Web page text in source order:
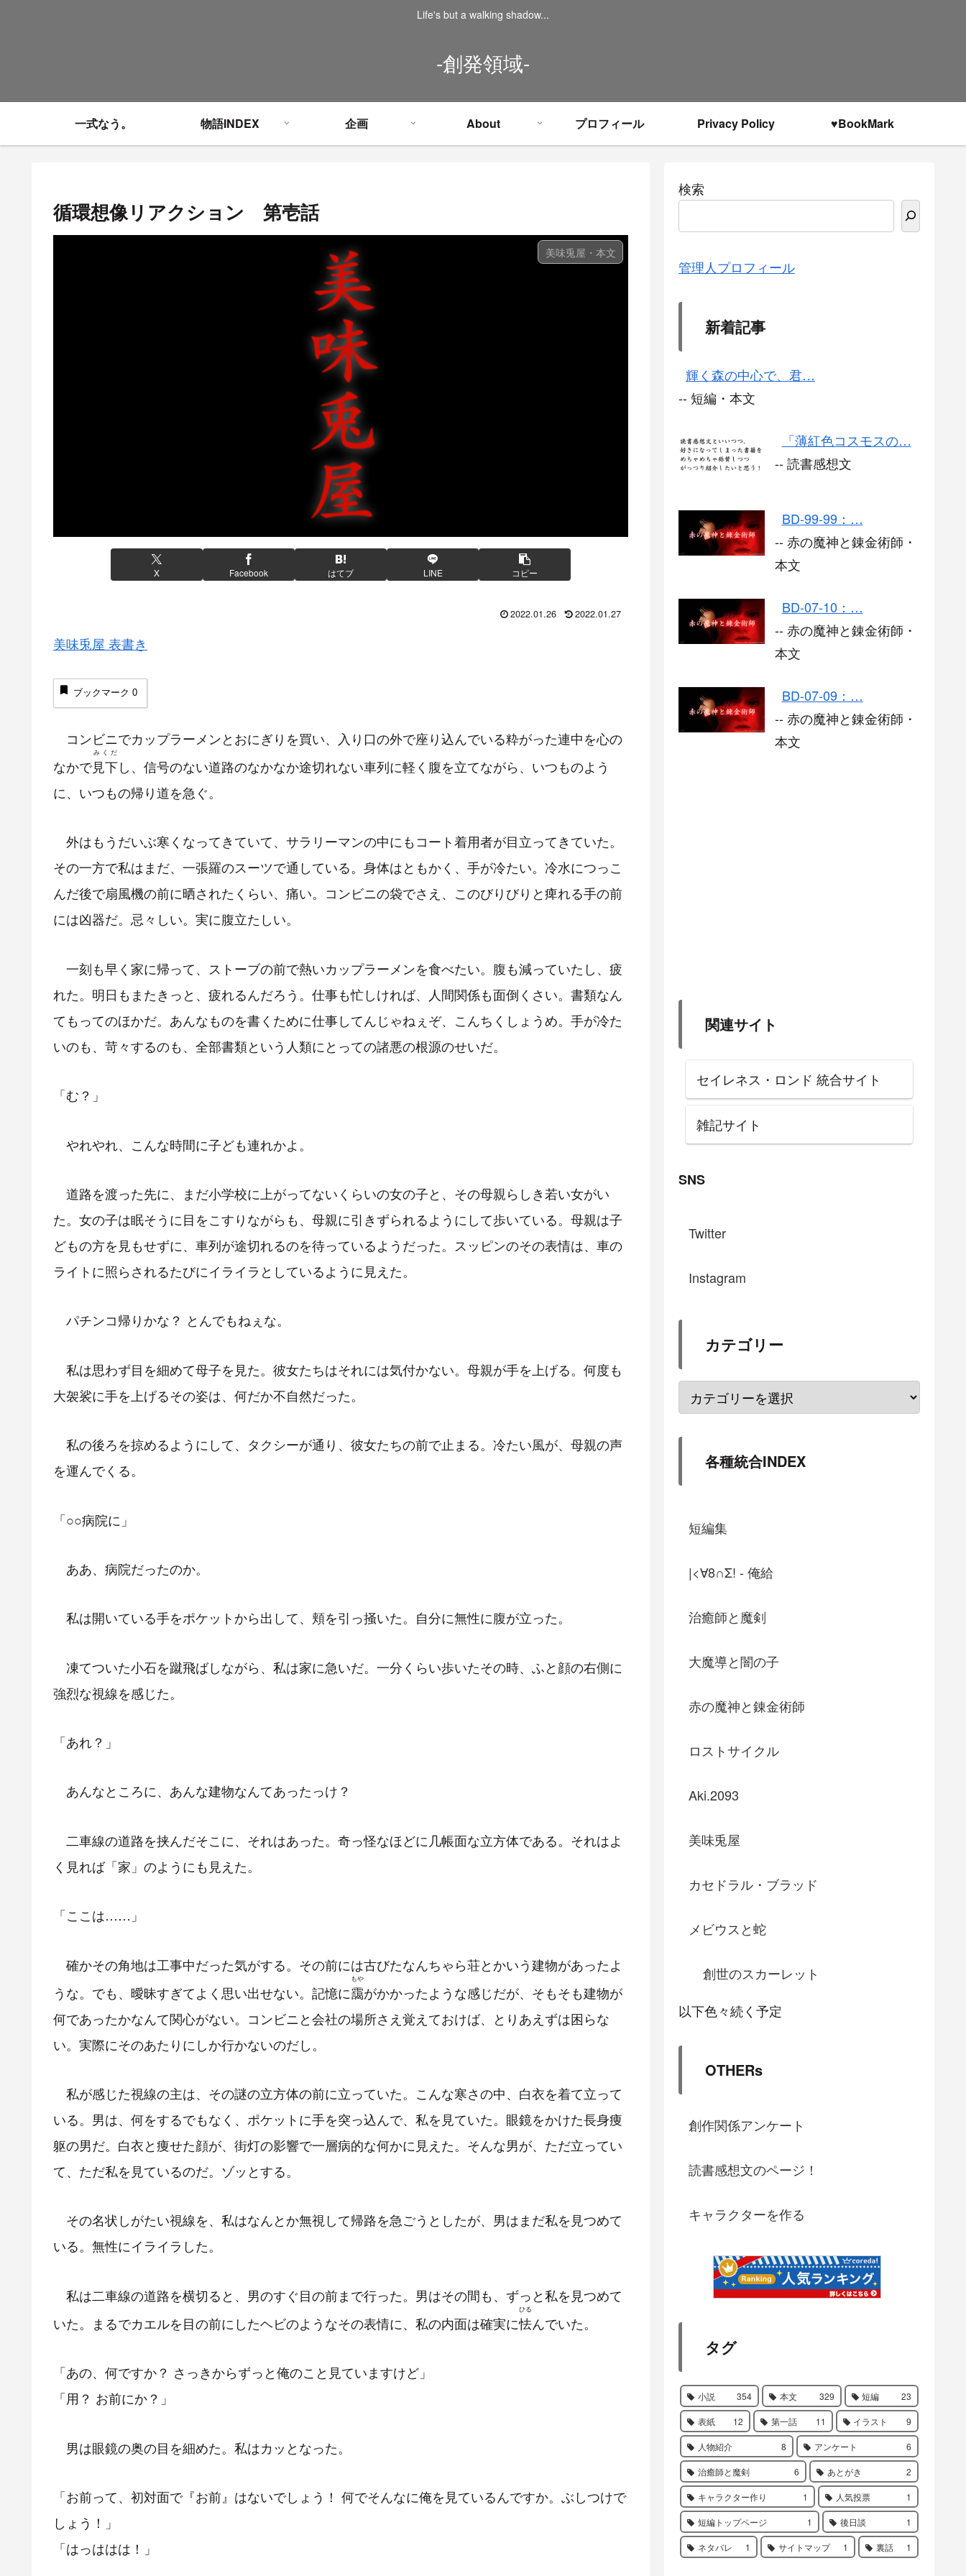
Life's but a walking shadow...
-創発領域-
一式なう。 物語INDEX 企画 About プロフィール Privacy Policy ♥BookMark
循環想像リアクション 第壱話
美味兎屋・本文
X Facebook はてブ LINE コピー
2022.01.26 2022.01.27
美味兎屋 表書き
ブックマーク 0
コンビニでカップラーメンとおにぎりを買い、入り口の外で座り込んでいる粋がった連中を心の
なかで見下
みくだ
し、信号のない道路のなかなか途切れない車列に軽く腹を立てながら、いつものよう
に、いつもの帰り道を急ぐ。
外はもうだいぶ寒くなってきていて、サラリーマンの中にもコート着用者が目立ってきていた。
その一方で私はまだ、一張羅のスーツで通している。身体はともかく、手が冷たい。冷水につっこ
んだ後で扇風機の前に晒されたくらい、痛い。コンビニの袋でさえ、このびりびりと痺れる手の前
には凶器だ。忌々しい。実に腹立たしい。
一刻も早く家に帰って、ストーブの前で熱いカップラーメンを食べたい。腹も減っていたし、疲
れた。明日もまたきっと、疲れるんだろう。仕事も忙しければ、人間関係も面倒くさい。書類なん
てもってのほかだ。あんなものを書くために仕事してんじゃねぇぞ、こんちくしょうめ。手が冷た
いのも、苛々するのも、全部書類という人類にとっての諸悪の根源のせいだ。
「む？」
やれやれ、こんな時間に子ども連れかよ。
道路を渡った先に、まだ小学校に上がってないくらいの女の子と、その母親らしき若い女がい
た。女の子は眠そうに目をこすりながらも、母親に引きずられるようにして歩いている。母親は子
どもの方を見もせずに、車列が途切れるのを待っているようだった。スッピンのその表情は、車の
ライトに照らされるたびにイライラとしているように見えた。
パチンコ帰りかな？ とんでもねぇな。
私は思わず目を細めて母子を見た。彼女たちはそれには気付かない。母親が手を上げる。何度も
大袈裟に手を上げるその姿は、何だか不自然だった。
私の後ろを掠めるようにして、タクシーが通り、彼女たちの前で止まる。冷たい風が、母親の声
を運んでくる。
「○○病院に」
ああ、病院だったのか。
私は開いている手をポケットから出して、頬を引っ掻いた。自分に無性に腹が立った。
凍てついた小石を蹴飛ばしながら、私は家に急いだ。一分くらい歩いたその時、ふと顔の右側に
強烈な視線を感じた。
「あれ？」
あんなところに、あんな建物なんてあったっけ？
二車線の道路を挟んだそこに、それはあった。奇っ怪なほどに几帳面な立方体である。それはよ
く見れば「家」のようにも見えた。
「ここは……」
確かその角地は工事中だった気がする。その前には古びたなんちゃら荘とかいう建物があったよ
うな。でも、曖昧すぎてよく思い出せない。記憶に靄
もや
がかかったような感じだが、そもそも建物が
何であったかなんて関心がない。コンビニと会社の場所さえ覚えておけば、とりあえずは困らな
い。実際にそのあたりにしか行かないのだし。
私が感じた視線の主は、その謎の立方体の前に立っていた。こんな寒さの中、白衣を着て立って
いる。男は、何をするでもなく、ポケットに手を突っ込んで、私を見ていた。眼鏡をかけた長身痩
躯の男だ。白衣と痩せた顔が、街灯の影響で一層病的な何かに見えた。そんな男が、ただ立ってい
て、ただ私を見ているのだ。ゾッとする。
その名状しがたい視線を、私はなんとか無視して帰路を急ごうとしたが、男はまだ私を見つめて
いる。無性にイライラした。
私は二車線の道路を横切ると、男のすぐ目の前まで行った。男はその間も、ずっと私を見つめて
いた。まるでカエルを目の前にしたヘビのようなその表情に、私の内面は確実に怯
ひる
んでいた。
「あの、何ですか？ さっきからずっと俺のこと見ていますけど」
「用？ お前にか？」
男は眼鏡の奥の目を細めた。私はカッとなった。
「お前って、初対面で『お前』はないでしょう！ 何でそんなに俺を見ているんですか。ぶしつけで
しょう！」
「はっははは！」
検索
管理人プロフィール
新着記事
輝く森の中心で、君…
-- 短編・本文
「薄紅色コスモスの…
-- 読書感想文
BD-99-99：…
-- 赤の魔神と錬金術師・
本文
BD-07-10：…
-- 赤の魔神と錬金術師・
本文
BD-07-09：…
-- 赤の魔神と錬金術師・
本文
関連サイト
セイレネス・ロンド 統合サイト
雑記サイト
SNS
Twitter
Instagram
カテゴリー
各種統合INDEX
短編集
|<∀8∩Σ! - 俺給
治癒師と魔剣
大魔導と闇の子
赤の魔神と錬金術師
ロストサイクル
Aki.2093
美味兎屋
カセドラル・ブラッド
メビウスと蛇
創世のスカーレット
以下色々続く予定
OTHERs
創作関係アンケート
読書感想文のページ！
キャラクターを作る
タグ
小説 354 本文 329 短編 23
表紙 12 第一話 11 イラスト 9
人物紹介 8 アンケート 6
治癒師と魔剣 6 あとがき 2
キャラクター作り 1 人気投票 1
短編トップページ 1 後日談 1
ネタバレ 1 サイトマップ 1 裏話 1